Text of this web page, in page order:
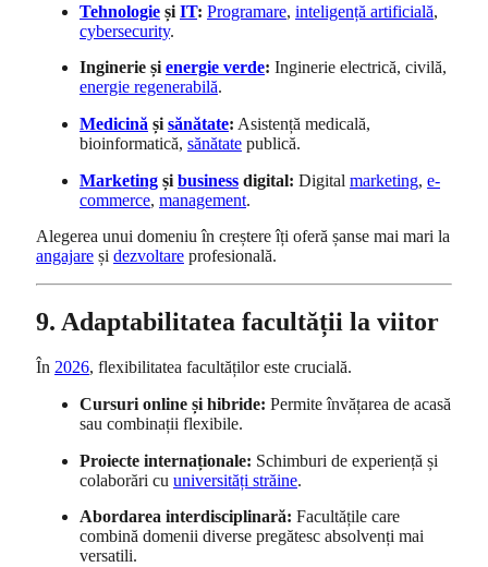
Tehnologie și IT: Programare, inteligență artificială,
cybersecurity.
Inginerie și energie verde: Inginerie electrică, civilă,
energie regenerabilă.
Medicină și sănătate: Asistență medicală,
bioinformatică, sănătate publică.
Marketing și business digital: Digital marketing, e-
commerce, management.
Alegerea unui domeniu în creștere îți oferă șanse mai mari la
angajare și dezvoltare profesională.
9. Adaptabilitatea facultății la viitor
În 2026, flexibilitatea facultăților este crucială.
Cursuri online și hibride: Permite învățarea de acasă
sau combinații flexibile.
Proiecte internaționale: Schimburi de experiență și
colaborări cu universități străine.
Abordarea interdisciplinară: Facultățile care
combină domenii diverse pregătesc absolvenți mai
versatili.